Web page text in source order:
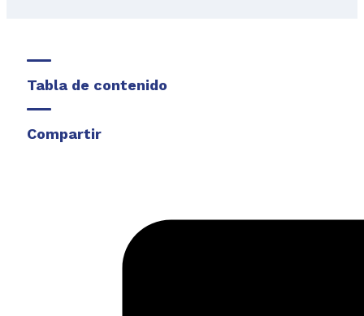
Tabla de contenido
Compartir